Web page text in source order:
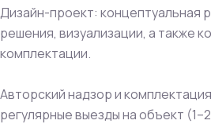
Дизайн-проект: концептуальная
решения, визуализации, а также
комплектации.
Авторский надзор и
регулярные выезды на объект